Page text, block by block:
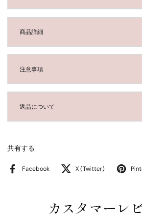
商品詳細
注意事項
返品について
共有する
Facebook X (Twitter)
カスタマーレ